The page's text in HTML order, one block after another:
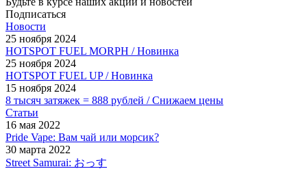
Подписаться
Новости
25 ноября 2024
HOTSPOT FUEL MORPH / Новинка
25 ноября 2024
HOTSPOT FUEL UP / Новинка
15 ноября 2024
8 тысяч затяжек = 888 рублей / Снижаем цены
Статьи
16 мая 2022
Pride Vape: Вам чай или морсик?
30 марта 2022
Street Samurai: おっす